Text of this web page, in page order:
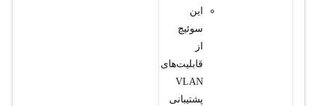
این
سوئیچ
از
قابلیت‌های
VLAN
پشتیبانی